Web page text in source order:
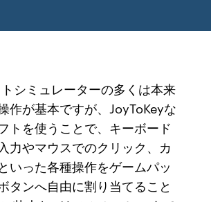
シミュレーターの多くは本来
作が基本ですが、JoyToKeyな
トを使うことで、キーボード
力やマウスでのクリック、カ
いった各種操作をゲームパッ
タンへ自由に割り当てること